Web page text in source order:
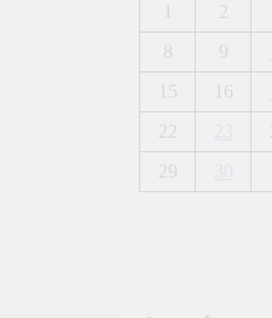
1
2
8
9
15
16
22
29